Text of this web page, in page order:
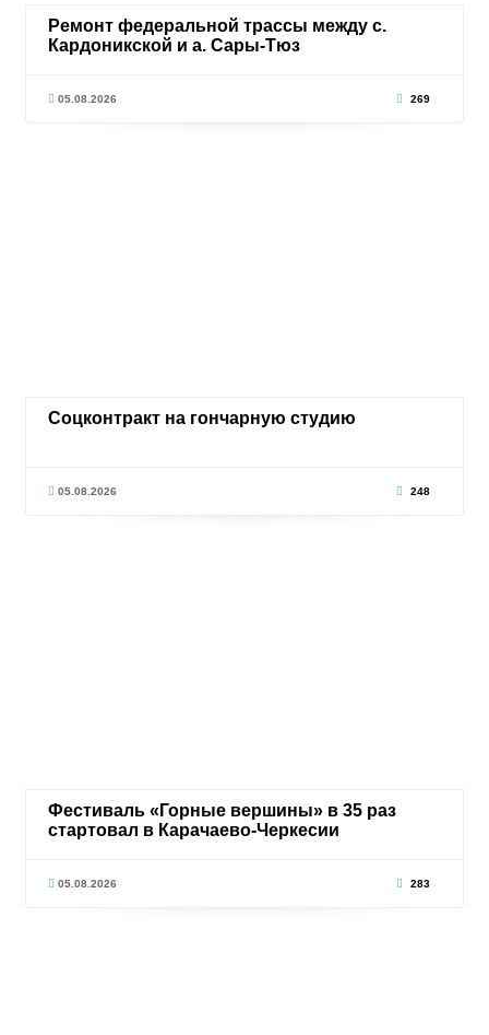
Ремонт федеральной трассы между с.
Кардоникской и а. Сары-Тюз
05.08.2026 269
Соцконтракт на гончарную студию
05.08.2026 248
Фестиваль «Горные вершины» в 35 раз
стартовал в Карачаево-Черкесии
05.08.2026 283